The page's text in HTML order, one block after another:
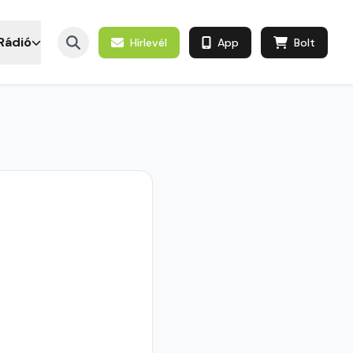
Hírlevél App Bolt